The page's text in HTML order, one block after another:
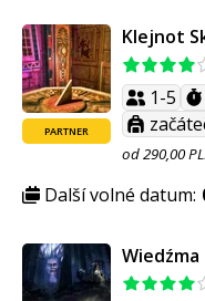
PARTNER
Klejnot
1-5
od 290,00
Další volné datum: